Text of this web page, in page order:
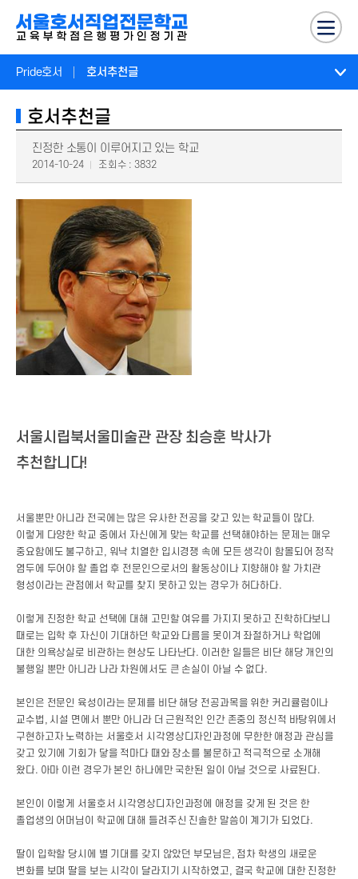
Pride호서 호서추천글
호서추천글
진정한 소통이 이루어지고 있는 학교
2014-10-24 조회수 : 3832
서울시립북서울미술관 관장 최승훈 박사가
추천합니다!
서울뿐만 아니라 전국에는 많은 유사한 전공을 갖고 있는 학교들이 많다.
이렇게 다양한 학교 중에서 자신에게 맞는 학교를 선택해야하는 문제는 매우
중요함에도 불구하고, 워낙 치열한 입시경쟁 속에 모든 생각이 함몰되어 정작
염두에 두어야 할 졸업 후 전문인으로서의 활동상이나 지향해야 할 가치관
형성이라는 관점에서 학교를 찾지 못하고 있는 경우가 허다하다.
이렇게 진정한 학교 선택에 대해 고민할 여유를 가지지 못하고 진학하다보니
때로는 입학 후 자신이 기대하던 학교와 다름을 못이겨 좌절하거나 학업에
대한 의욕상실로 비관하는 현상도 나타난다. 이러한 일들은 비단 해당 개인의
불행일 뿐만 아니라 나라 차원에서도 큰 손실이 아닐 수 없다.
본인은 전문인 육성이라는 문제를 비단 해당 전공과목을 위한 커리큘럼이나
교수법, 시설 면에서 뿐만 아니라 더 근원적인 인간 존중의 정신적 바탕위에서
구현하고자 노력하는 서울호서 시각영상디자인과정에 무한한 애정과 관심을
갖고 있기에 기회가 닿을 적마다 때와 장소를 불문하고 적극적으로 소개해
왔다. 아마 이런 경우가 본인 하나에만 국한된 일이 아닐 것으로 사료된다.
본인이 이렇게 서울호서 시각영상디자인과정에 애정을 갖게 된 것은 한
졸업생의 어머님이 학교에 대해 들려주신 진솔한 말씀이 계기가 되었다.
딸이 입학할 당시에 별 기대를 갖지 않았던 부모님은, 점차 학생의 새로운
변화를 보며 딸을 보는 시각이 달라지기 시작하였고, 결국 학교에 대한 진정한